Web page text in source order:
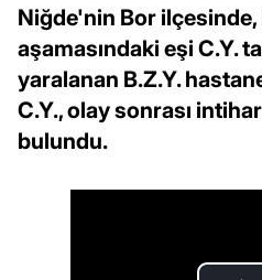
Niğde'nin Bor
aşamasındaki eşi C.Y.
yaralanan B.Z.Y.
C.Y., olay sonrası
bulundu.